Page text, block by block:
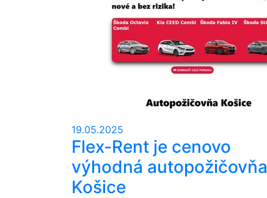
19.05.2025
Flex-Rent je cenovo
výhodná autopožičovňa
Košice